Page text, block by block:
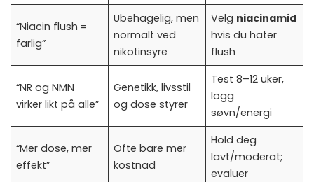
“Niacin flush =
farlig”
Ubehagelig, men
normalt ved
nikotinsyre
Velg niacinamid
hvis du hater
flush
“NR og NMN
virker likt på alle”
Genetikk, livsstil
og dose styrer
Test 8–12 uker,
logg
søvn/energi
“Mer dose, mer
effekt”
Ofte bare mer
kostnad
Hold deg
lavt/moderat;
evaluer